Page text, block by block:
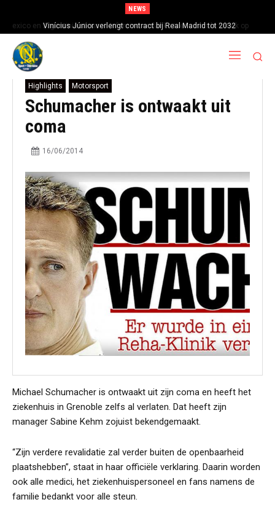
NEWS
Mexico en Argentinië steunen Infantino ondanks toenemende kritiek op
FIFA-baas
Vinícius Júnior verlengt contract bij Real Madrid tot 2032
Highlights Motorsport
Schumacher is ontwaakt uit
coma
16/06/2014
Michael Schumacher is ontwaakt uit zijn coma en heeft het
ziekenhuis in Grenoble zelfs al verlaten. Dat heeft zijn
manager Sabine Kehm zojuist bekendgemaakt.
“Zijn verdere revalidatie zal verder buiten de openbaarheid
plaatshebben”, staat in haar officiële verklaring. Daarin worden
ook alle medici, het ziekenhuispersoneel en fans namens de
familie bedankt voor alle steun.